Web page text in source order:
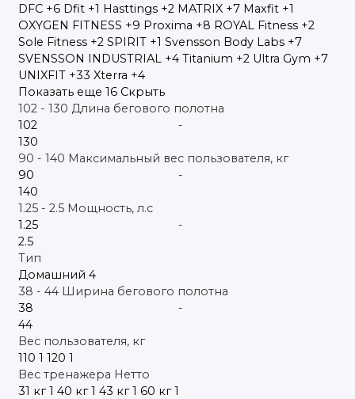
DFC +6 Dfit +1 Hasttings +2 MATRIX +7 Maxfit +1
OXYGEN FITNESS +9 Proxima +8 ROYAL Fitness +2
Sole Fitness +2 SPIRIT +1 Svensson Body Labs +7
SVENSSON INDUSTRIAL
+4 Titanium +2 Ultra Gym +7
UNIXFIT +33 Xterra +4
Показать еще 16 Скрыть
102 - 130 Длина бегового полотна
-
90 - 140 Максимальный вес пользователя, кг
-
1.25- 2.5 Мощность, л.с
-
Тип
Домашний 4
38 - 44 Ширина бегового полотна
-
Вес пользователя, кг
110 1 120 1
Вес тренажера Нетто
31 кг 1 40 кг 1 43 кг 1 60 кг 1